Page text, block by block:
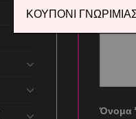
Όνομα
ΚΟΥΠΟΝΙ